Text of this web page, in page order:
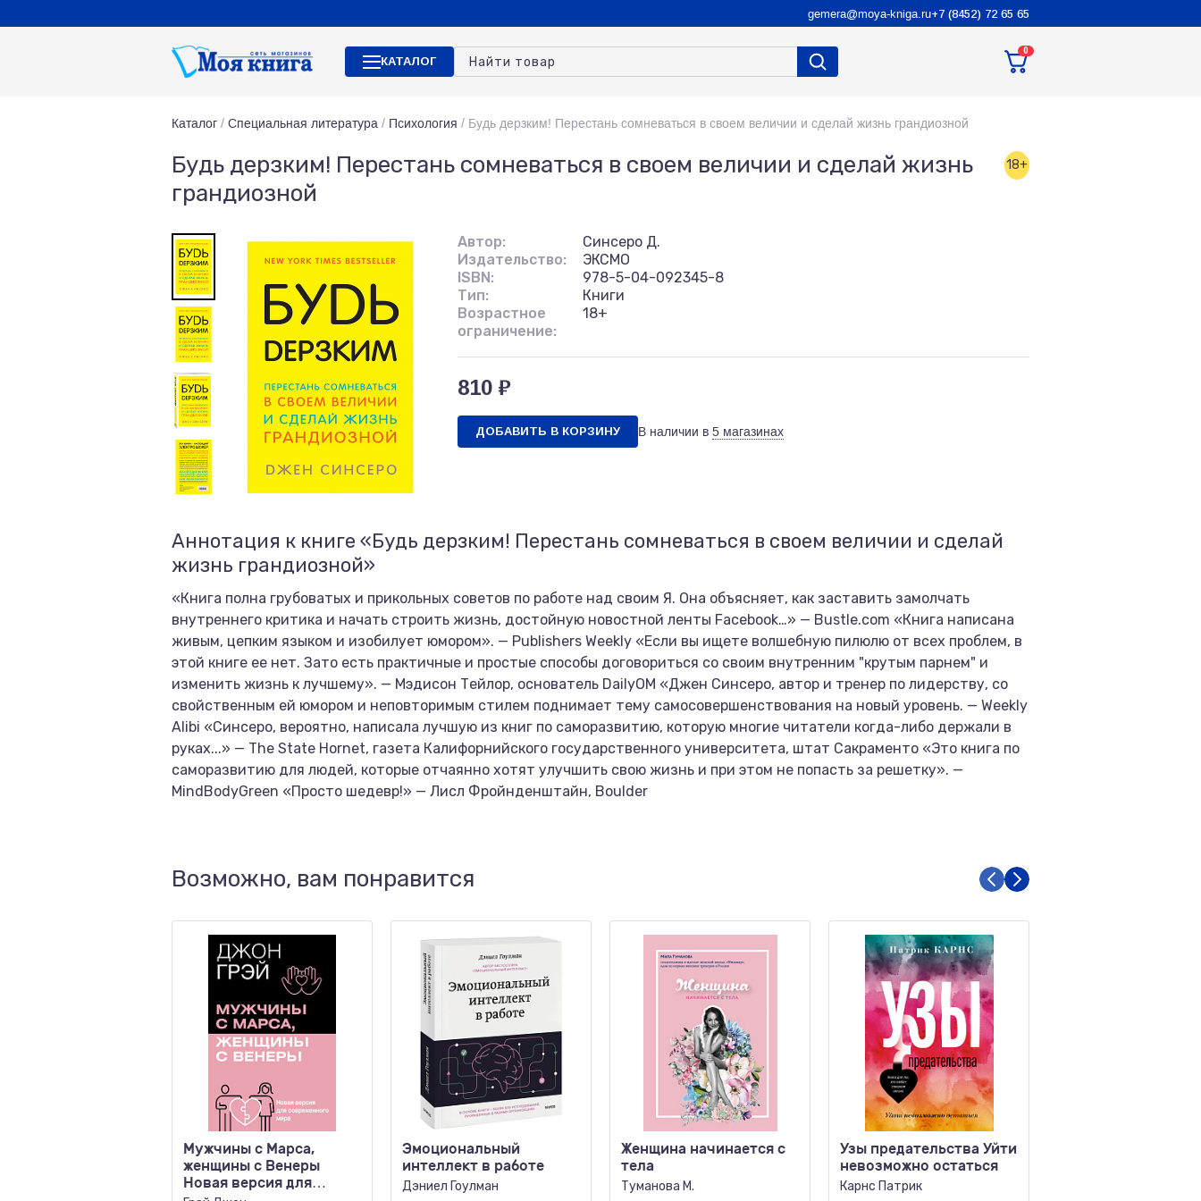
gemera@moya-kniga.ru+7 (8452) 72 65 65
КАТАЛОГ
0
Каталог / Специальная литература / Психология / Будь дерзким! Перестань сомневаться в своем величии и сделай жизнь грандиозной
Будь дерзким! Перестань сомневаться в своем величии и сделай жизнь
грандиозной
18+
Автор:
Синсеро Д.
Издательство:
ЭКСМО
ISBN:
978-5-04-092345-8
Тип:
Книги
Возрастное
ограничение:
18+
810 ₽
ДОБАВИТЬ В КОРЗИНУ В наличии в 5 магазинах
Аннотация к книге «Будь дерзким! Перестань сомневаться в своем величии и сделай
жизнь грандиозной»
«Книга полна грубоватых и прикольных советов по работе над своим Я. Она объясняет, как заставить замолчать
внутреннего критика и начать строить жизнь, достойную новостной ленты Facebook…» — Bustle.com «Книга написана
живым, цепким языком и изобилует юмором». — Publishers Weekly «Если вы ищете волшебную пилюлю от всех проблем, в
этой книге ее нет. Зато есть практичные и простые способы договориться со своим внутренним "крутым парнем" и
изменить жизнь к лучшему». — Мэдисон Тейлор, основатель DailyOM «Джен Синсеро, автор и тренер по лидерству, со
свойственным ей юмором и неповторимым стилем поднимает тему самосовершенствования на новый уровень. — Weekly
Alibi «Синсеро, вероятно, написала лучшую из книг по саморазвитию, которую многие читатели когда-либо держали в
руках...» — The State Hornet, газета Калифорнийского государственного университета, штат Сакраменто «Это книга по
саморазвитию для людей, которые отчаянно хотят улучшить свою жизнь и при этом не попасть за решетку». —
MindBodyGreen «Просто шедевр!» — Лисл Фройнденштайн, Boulder
Возможно, вам понравится
Мужчины с Марса,
женщины с Венеры
Новая версия для
Эмоциональный
интеллект в работе
Дэниел Гоулман
Женщина начинается с
тела
Туманова М.
Узы предательства Уйти
невозможно остаться
Карнс Патрик